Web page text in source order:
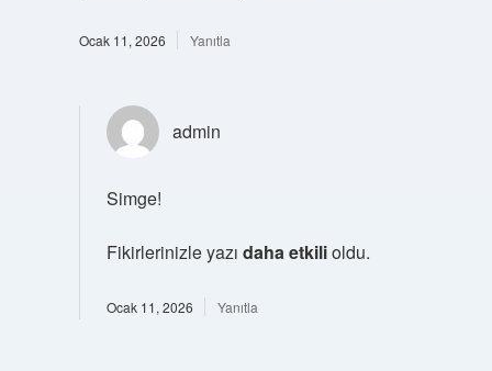
Ocak 11, 2026 Yanıtla
admin
Simge!
Fikirlerinizle yazı daha etkilioldu.
Ocak 11, 2026 Yanıtla